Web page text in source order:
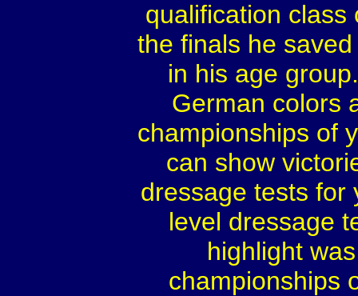
qualification
the finals he
in his age
German colors
championships of
can show
dressage tests for
level dressage
highlight
championships